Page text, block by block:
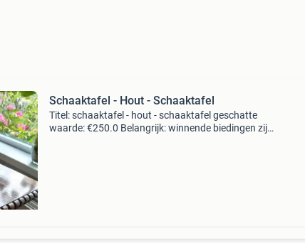
Schaaktafel - Hout - Schaaktafel
Titel: schaaktafel - hout - schaaktafel geschatte
waarde: €250.0 Belangrijk: winnende biedingen zijn